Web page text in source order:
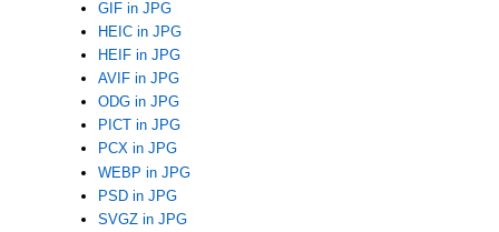
GIF in JPG
HEIC in JPG
HEIF in JPG
AVIF in JPG
ODG in JPG
PICT in JPG
PCX in JPG
WEBP in JPG
PSD in JPG
SVGZ in JPG